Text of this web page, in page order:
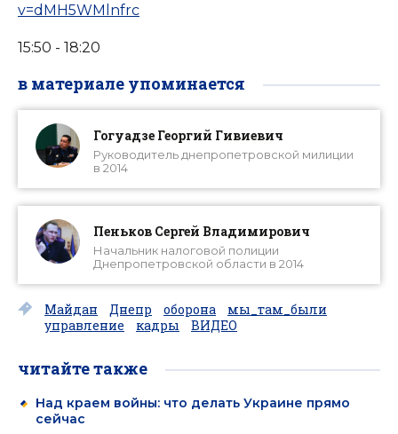
v=dMH5WMlnfrc
15:50 - 18:20
в материале упоминается
Гогуадзе Георгий Гивиевич
Руководитель днепропетровской милиции
в 2014
Пеньков Сергей Владимирович
Начальник налоговой полиции
Днепропетровской области в 2014
Майдан Днепр оборона
мы_там_были
управление
кадры ВИДЕО
читайте также
Над краем войны: что делать Украине прямо
сейчас